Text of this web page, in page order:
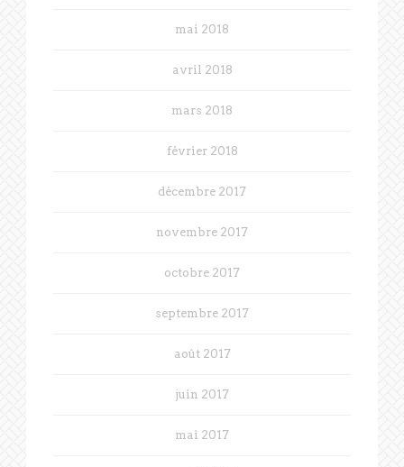
mai 2018
avril 2018
mars 2018
février 2018
décembre 2017
novembre 2017
octobre 2017
septembre 2017
août 2017
juin 2017
mai 2017